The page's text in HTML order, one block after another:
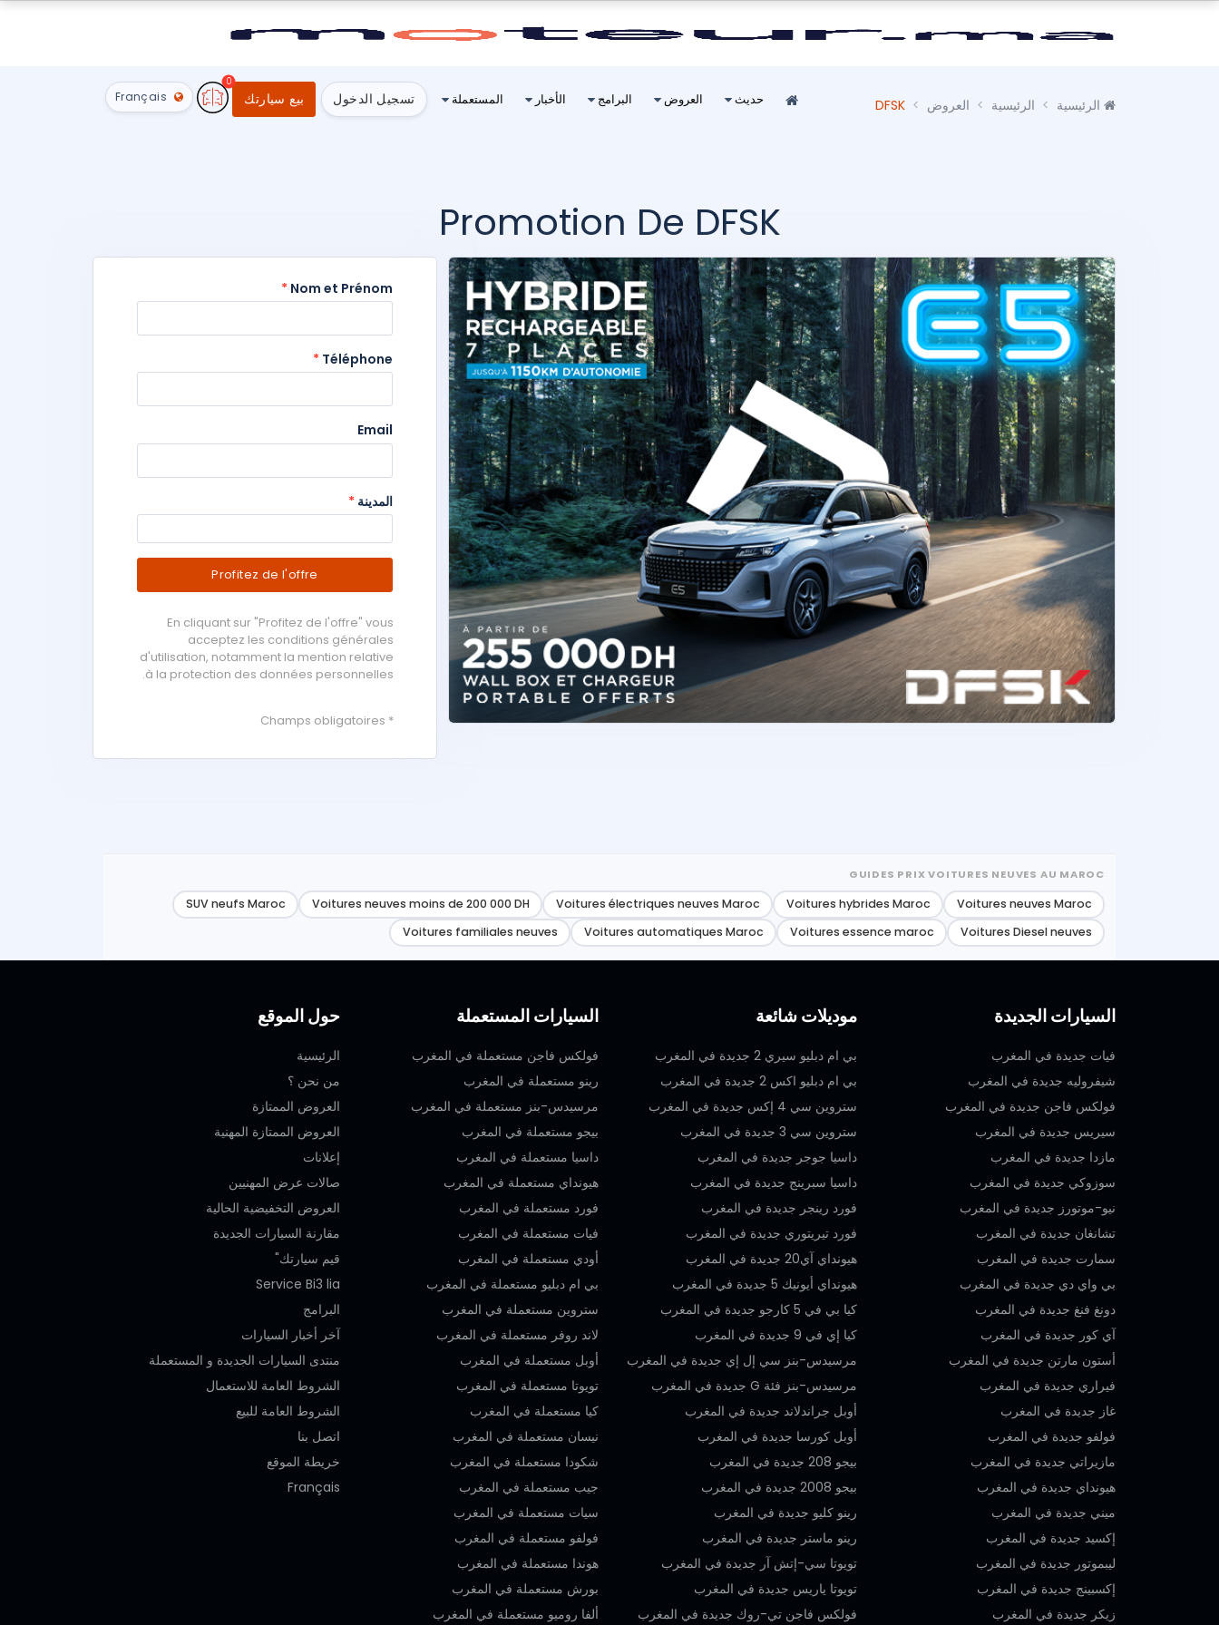
حديث العروض البرامج الأخبار المستعملة تسجيل الدخول بيع سيارتك
0
Français الرئيسية العروض DFSK
Promotion De DFSK
Nom et Prénom
*
Téléphone
*
Email
المدينة *
Profitez de l'offre
En cliquant sur "Profitez de l'offre" vous
acceptez les conditions générales
d'utilisation, notamment la mention relative
à la protection des données personnelles.
* Champs obligatoires
GUIDES PRIX VOITURES NEUVES AU MAROC
Voitures neuves Maroc
Voitures hybrides Maroc
Voitures électriques neuves Maroc
Voitures neuves moins de 200 000 DH
SUV neufs Maroc
Voitures Diesel neuves
Voitures essence maroc
Voitures automatiques Maroc
Voitures familiales neuves
السيارات الجديدة
فيات جديدة في المغرب
شيفروليه جديدة في المغرب
فولكس فاجن جديدة في المغرب
سيريس جديدة في المغرب
مازدا جديدة في المغرب
سوزوكي جديدة في المغرب
نيو-موتورز جديدة في المغرب
تشانغان جديدة في المغرب
سمارت جديدة في المغرب
بي واي دي جديدة في المغرب
دونغ فنغ جديدة في المغرب
آي كور جديدة في المغرب
أستون مارتن جديدة في المغرب
فيراري جديدة في المغرب
غاز جديدة في المغرب
فولفو جديدة في المغرب
مازيراتي جديدة في المغرب
هيونداي جديدة في المغرب
ميني جديدة في المغرب
إكسيد جديدة في المغرب
ليبموتور جديدة في المغرب
إكسبينج جديدة في المغرب
زيكر جديدة في المغرب
موديلات شائعة
بي ام دبليو سيري 2 جديدة في المغرب
بي ام دبليو اكس 2 جديدة في المغرب
ستروين سي 4 إكس جديدة في المغرب
ستروين سي 3 جديدة في المغرب
داسيا جوجر جديدة في المغرب
داسيا سبرينج جديدة في المغرب
فورد رينجر جديدة في المغرب
فورد تيريتوري جديدة في المغرب
هيونداي آي20 جديدة في المغرب
هيونداي أيونيك 5 جديدة في المغرب
كيا بي في 5 كارجو جديدة في المغرب
كيا إي في 9 جديدة في المغرب
مرسيدس-بنز سي إل إي جديدة في المغرب
مرسيدس-بنز فئة G جديدة في المغرب
أوبل جراندلاند جديدة في المغرب
أوبل كورسا جديدة في المغرب
بيجو 208 جديدة في المغرب
بيجو 2008 جديدة في المغرب
رينو كليو جديدة في المغرب
رينو ماستر جديدة في المغرب
تويوتا سي-إتش آر جديدة في المغرب
تويوتا ياريس جديدة في المغرب
فولكس فاجن تي-روك جديدة في المغرب
السيارات المستعملة
فولكس فاجن مستعملة في المغرب
رينو مستعملة في المغرب
مرسيدس-بنز مستعملة في المغرب
بيجو مستعملة في المغرب
داسيا مستعملة في المغرب
هيونداي مستعملة في المغرب
فورد مستعملة في المغرب
فيات مستعملة في المغرب
أودي مستعملة في المغرب
بي ام دبليو مستعملة في المغرب
ستروين مستعملة في المغرب
لاند روفر مستعملة في المغرب
أوبل مستعملة في المغرب
تويوتا مستعملة في المغرب
كيا مستعملة في المغرب
نيسان مستعملة في المغرب
شكودا مستعملة في المغرب
جيب مستعملة في المغرب
سيات مستعملة في المغرب
فولفو مستعملة في المغرب
هوندا مستعملة في المغرب
بورش مستعملة في المغرب
ألفا روميو مستعملة في المغرب
حول الموقع
الرئيسية
من نحن ؟
العروض الممتازة
العروض الممتازة المهنية‎
إعلانات
صالات عرض المهنيين
العروض التخفيضية الحالية
مقارنة السيارات الجديدة
قيم سيارتك"
Service Bi3 lia
البرامج
آخر أخبار السيارات
منتدى السيارات الجديدة و المستعملة
الشروط العامة للاستعمال
الشروط العامة للبيع
اتصل بنا
خريطة الموقع
Français